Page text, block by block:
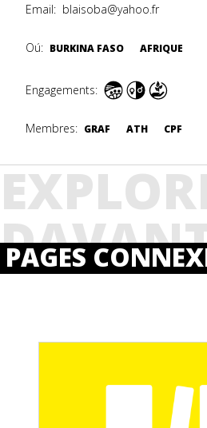
Email: blaisoba@yahoo.fr
Oú: BURKINA FASO AFRIQUE
Engagements:
Membres: GRAF ATH CPF
PAGES